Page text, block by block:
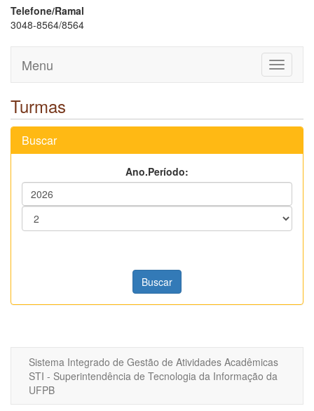
Telefone/Ramal
3048-8564/8564
Toggle
Menu
Turmas
Buscar
Ano.Período:
Sistema Integrado de Gestão de Atividades Acadêmicas
STI - Superintendência de Tecnologia da Informação da
UFPB